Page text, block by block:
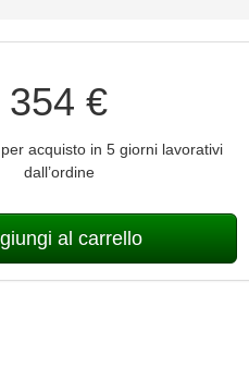
354 €
acquisto in 5 giorni lavorativi
dall’ordine
al carrello